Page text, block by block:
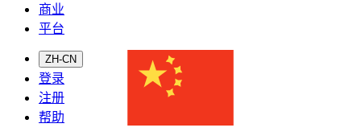
商业
平台
ZH-CN
登录
注册
帮助